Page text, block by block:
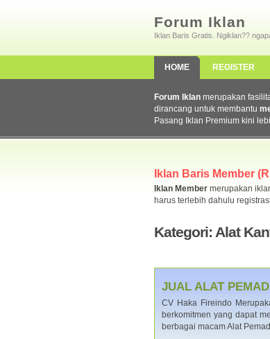
Forum Iklan
Iklan Baris Gratis. Ngiklan??
HOME REGISTER
Forum Iklan merupakan
dirancang untuk membantu
Pasang Iklan Premium kini
Iklan Baris Member
Iklan Member merupakan
harus terlebih dahulu
Kategori: Alat
JUAL ALAT
CV Haka Fireindo
berkomitmen yang dapat
berbagai macam Alat